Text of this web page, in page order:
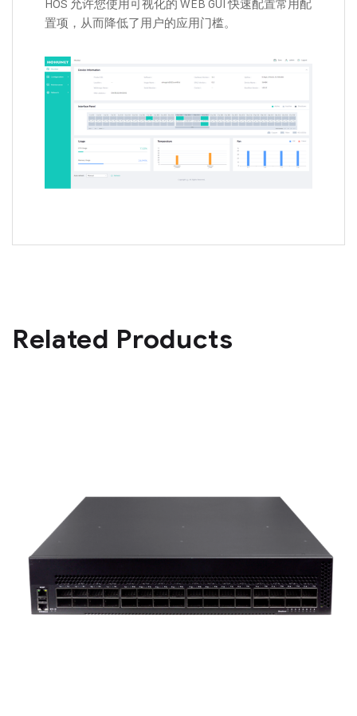
HOS 允许您使用可视化的 WEB GUI 快速配置常用配
置项，从而降低了用户的应用门槛。
Related Products